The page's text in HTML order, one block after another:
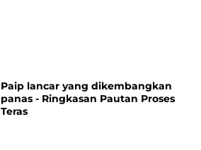
Paip lancar yang dikembangkan
panas - Ringkasan Pautan Proses
Teras